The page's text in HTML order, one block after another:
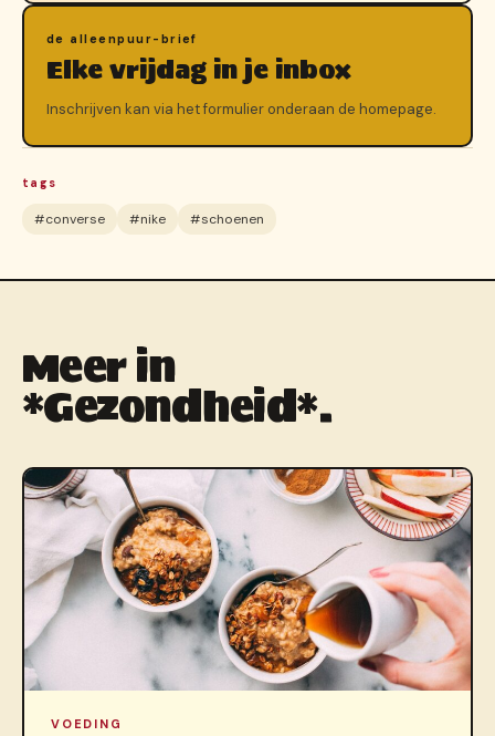
de alleenpuur-brief
Elke vrijdag in je inbox
Inschrijven kan via het formulier onderaan de homepage.
tags
#converse #nike #schoenen
Meer in
*Gezondheid*.
VOEDING